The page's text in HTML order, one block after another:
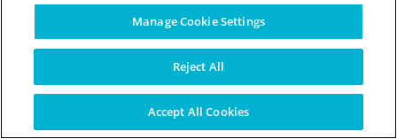
source: pixabay.com
Агонист Рецепторов
Ретиноида-X как Средство
Manage Cookie Settings
Reject All
Accept All Cookies